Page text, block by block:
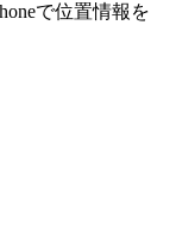
で位置情報を